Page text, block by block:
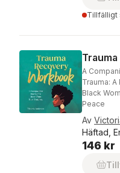
Tillfälligt
A
Trauma:
Black
Peace
Av
Häftad,
146 kr